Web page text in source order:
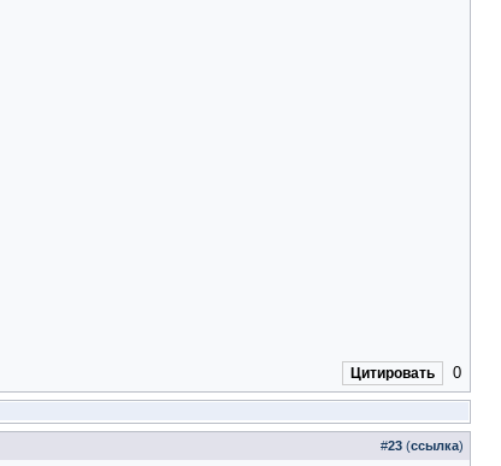
Цитировать 0
#23 (ссылка)